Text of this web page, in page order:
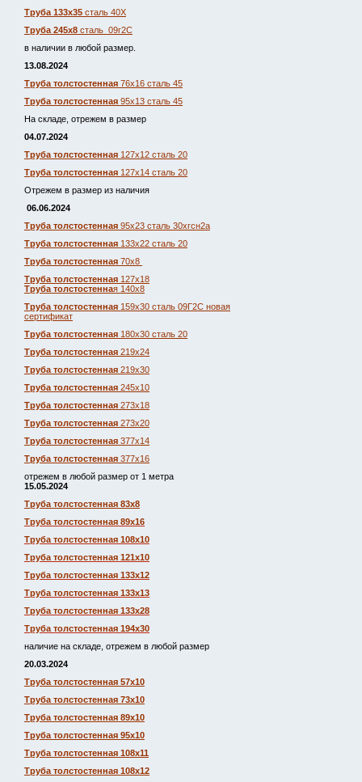
Труба 133х35 сталь 40Х
Труба 245х8 сталь 09г2С
в наличии в любой размер.
13.08.2024
Труба толстостенная 76х16 сталь 45
Труба толстостенная 95х13 сталь 45
На складе, отрежем в размер
04.07.2024
Труба толстостенная 127х12 сталь 20
Труба толстостенная 127х14 сталь 20
Отрежем в размер из наличия
06.06.2024
Труба толстостенная 95х23 сталь 30хгсн2а
Труба толстостенная 133х22 сталь 20
Труба толстостенная 70х8
Труба толстостенная 127х18
Труба толстостенная 140х8
Труба толстостенная 159х30 сталь 09Г2С новая
сертификат
Труба толстостенная 180х30 сталь 20
Труба толстостенная 219х24
Труба толстостенная 219х30
Труба толстостенная 245х10
Труба толстостенная 273х18
Труба толстостенная 273х20
Труба толстостенная 377х14
Труба толстостенная 377х16
отрежем в любой размер от 1 метра
15.05.2024
Труба толстостенная 83х8
Труба толстостенная 89х16
Труба толстостенная 108х10
Труба толстостенная 121х10
Труба толстостенная 133х12
Труба толстостенная 133х13
Труба толстостенная 133х28
Труба толстостенная 194х30
наличие на складе, отрежем в любой размер
20.03.2024
Труба толстостенная 57х10
Труба толстостенная 73х10
Труба толстостенная 89х10
Труба толстостенная 95х10
Труба толстостенная 108х11
Труба толстостенная 108х12